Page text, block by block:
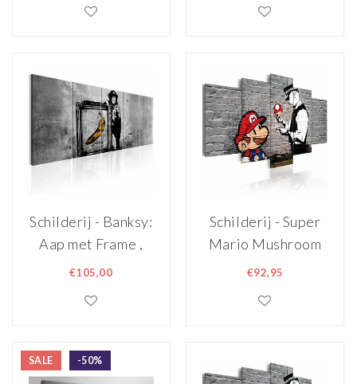
politie , 3 luik ,
Schilderij - Banksy:
Aap met Frame ,
grijs , 5 luik
€105,00
Schilderij - Super
Mario Mushroom
Cop - Banksy,
5luik, print op echt
bekendste werken
€92,95
SALE -50%